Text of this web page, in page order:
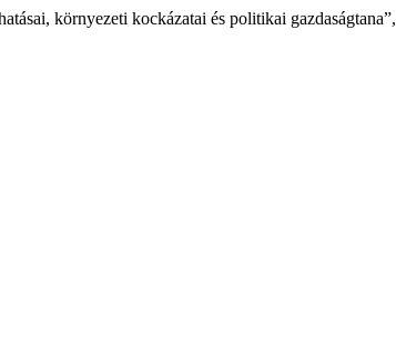
környezeti kockázatai és politikai gazdaságtana”,